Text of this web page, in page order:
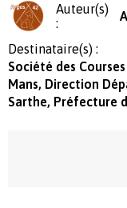
Auteur(s)
:
Destinataire(s) :
Société des
Mans, Direction
Sarthe, Préfecture